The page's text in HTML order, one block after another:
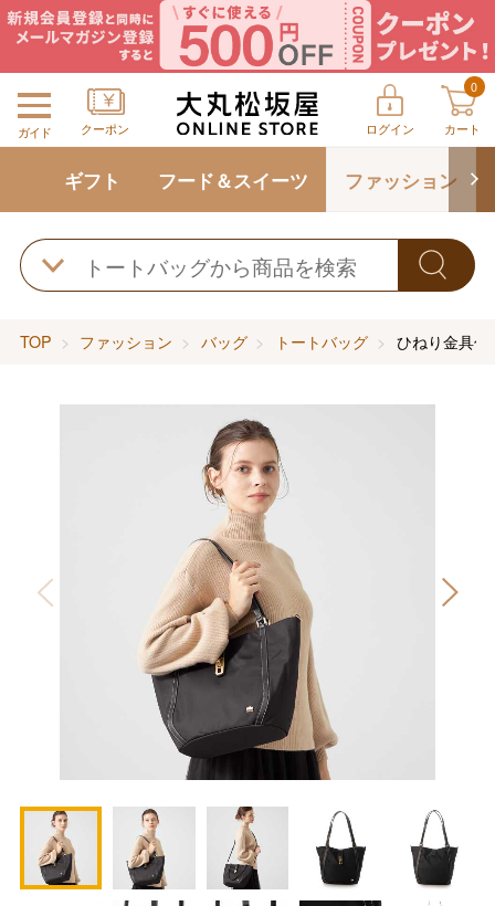
ガイド クーポン ログイン
0
カート
ギフト フード＆スイーツ ファッション
TOP ファッション バッグ トートバッグ ひねり金具